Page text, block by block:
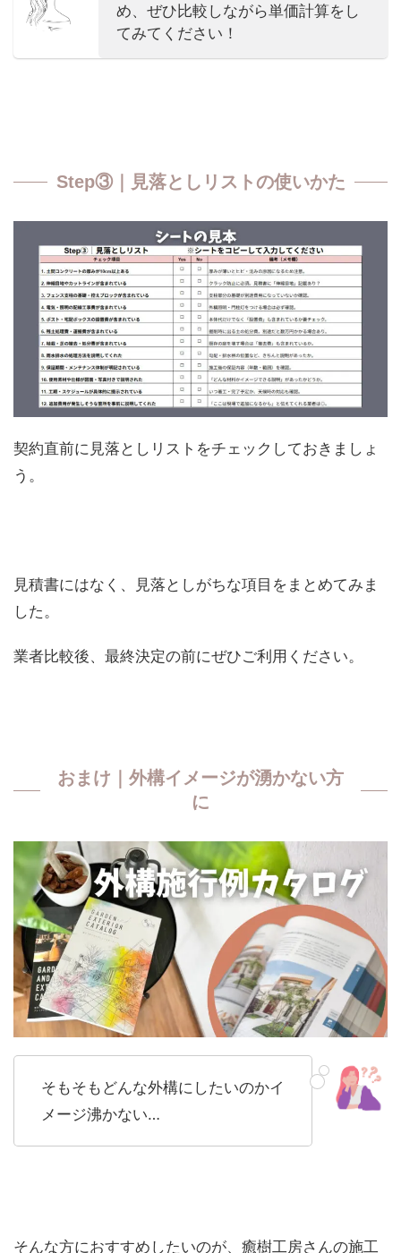
め、ぜひ比較しながら単価計算をし
てみてください！
Step③｜見落としリストの使いかた
契約直前に見落としリストをチェックしておきましょ
う。
見積書にはなく、見落としがちな項目をまとめてみま
した。
業者比較後、最終決定の前にぜひご利用ください。
おまけ｜外構イメージが湧かない方
に
そもそもどんな外構にしたいのかイ
メージ沸かない…
そんな方におすすめしたいのが、癒樹工房さんの施工